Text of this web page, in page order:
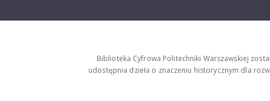
Biblioteka Cyfrowa Politechniki Warszawskiej
udostępnia dzieła o znaczeniu historycznym dla